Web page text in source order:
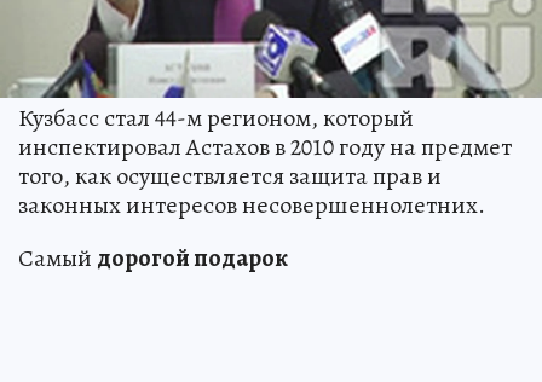
Кузбасс стал 44-м регионом, который
инспектировал Астахов в 2010 году на предмет
того, как осуществляется защита прав и
законных интересов несовершеннолетних.
Самый дорогой подарок